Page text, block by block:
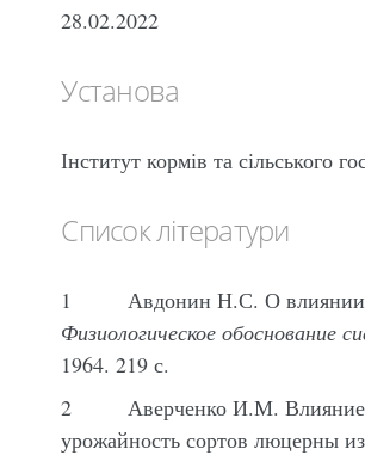
28.02.2022
Установа
Інститут кормів та сільського
Список літератури
1 Авдонин Н.С. О влиянии
Физиологическое обоснование
1964. 219 с.
2 Аверченко И.М. Влияние
урожайность сортов люцерны